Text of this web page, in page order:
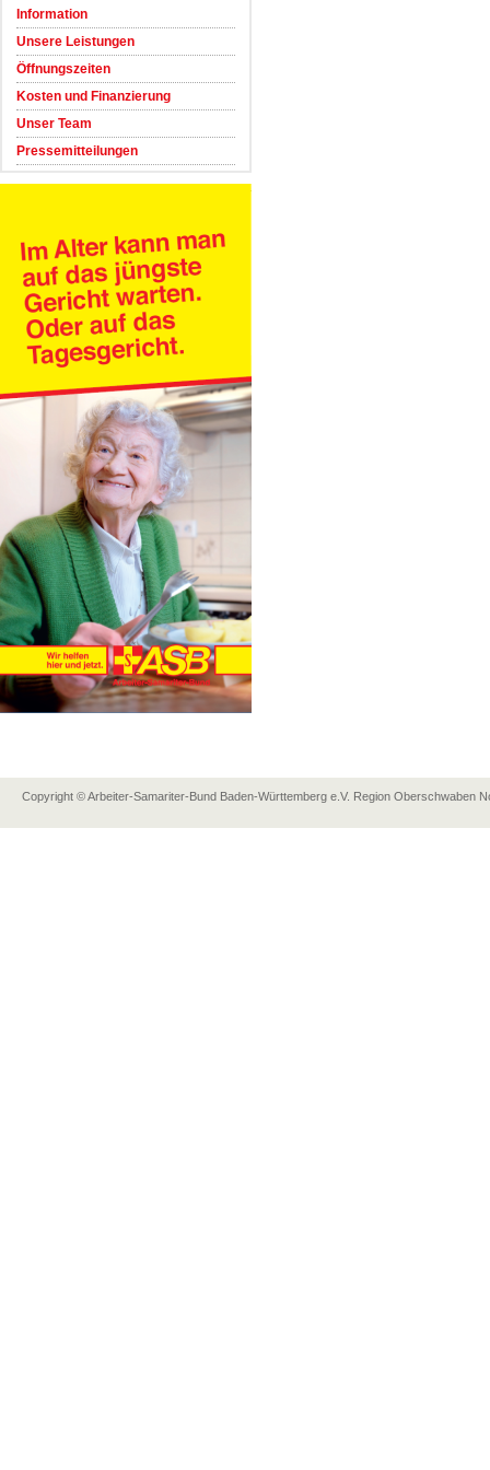
Information
Unsere Leistungen
Öffnungszeiten
Kosten und Finanzierung
Unser Team
Pressemitteilungen
Copyright © Arbeiter-Samariter-Bund Baden-Württemberg e.V. Region Oberschwaben